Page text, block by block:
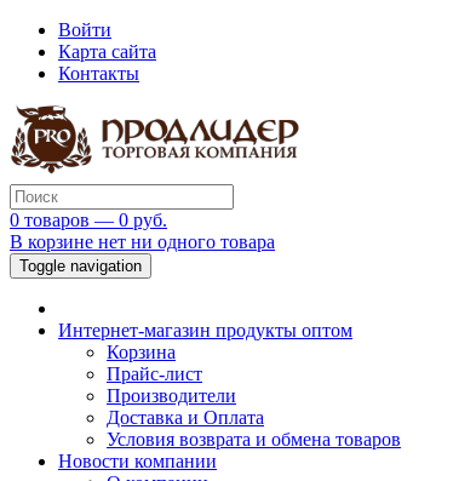
Войти
Карта сайта
Контакты
0 товаров — 0 руб.
В корзине нет ни одного товара
Toggle navigation
Интернет-магазин продукты оптом
Корзина
Прайс-лист
Производители
Доставка и Оплата
Условия возврата и обмена товаров
Новости компании